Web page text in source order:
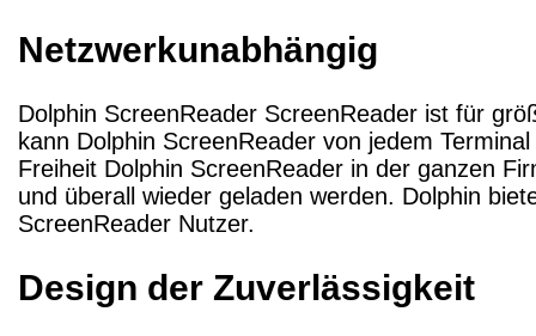
Netzwerkunabhängig
Dolphin ScreenReader ScreenReader ist für
kann Dolphin ScreenReader von jedem
Freiheit Dolphin ScreenReader in der ganzen
und überall wieder geladen werden. Dolphin
ScreenReader Nutzer.
Design der Zuverlässigkeit